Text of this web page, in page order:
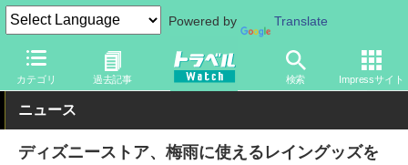
Powered by Translate
カテゴリ 過去記事 検索 Impressサイト
トラベル Watch 旅の情報 観光地 ディズニーリゾート
ニュース
ディズニーストア、梅雨に使えるレイングッズを